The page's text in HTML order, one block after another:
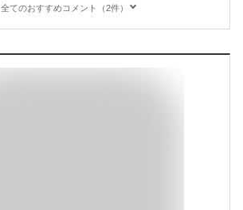
全てのおすすめコメント（2件）